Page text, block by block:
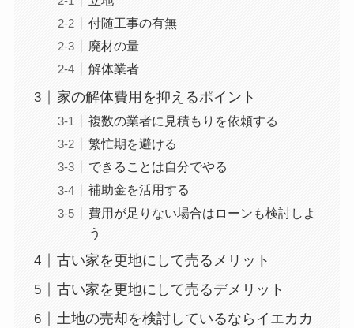
付随工事の有無
廃材の量
解体業者
家の解体費用を抑えるポイント
複数の業者に見積もりを依頼する
繁忙期を避ける
できることは自分でやる
補助金を活用する
費用が足りない場合はローンも検討しよ
う
古い家を更地にして売るメリット
古い家を更地にして売るデメリット
土地の売却を検討しているならイエカカ